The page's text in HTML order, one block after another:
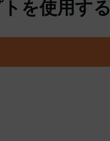
を使用する